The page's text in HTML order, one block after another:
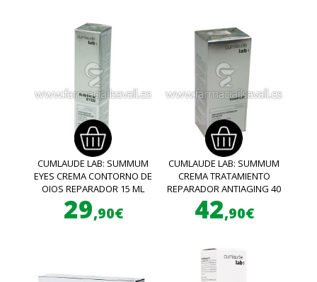
CUMLAUDE LAB: SUMMUM
EYES CREMA CONTORNO DE
OJOS REPARADOR 15 ML
29,90€
CUMLAUDE LAB: SUMMUM
CREMA TRATAMIENTO
REPARADOR ANTIAGING 40
ML
42,90€